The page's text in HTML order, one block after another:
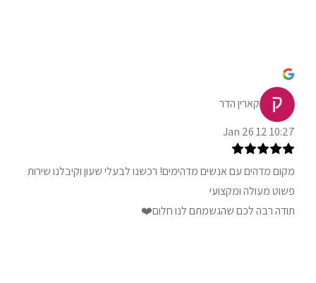
קארין הדר
10:27 12 Jan 26
מקום מדהים עם אנשים מדהימים! רכשנו לבעלי שעון וקיבלנו שירות
פשוט מעולה ומקצועי
תודה רבה לכם שהגשמתם לנו חלום❤️